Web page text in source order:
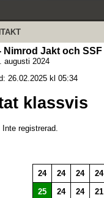
Nimrod Jakt och SSF
augusti 2024
26.02.2025 kl 05:34
klassvis
Inte registrerad.
24 24 24 24
25 24 24 21